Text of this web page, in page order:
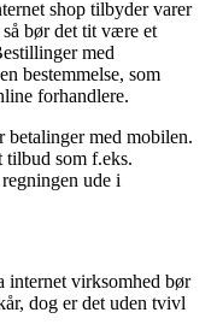
shop tilbyder varer
bør det tit være et
med
bestemmelse, som
forhandlere.
betalinger med mobilen.
tilbud som f.eks.
ude i
internet virksomhed bør
dog er det uden tvivl